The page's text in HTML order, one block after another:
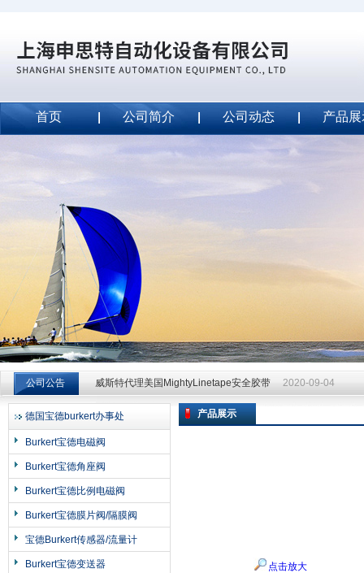
上海申思特自动化设备有限公司
首页 公司简介 公司动态 产品
公司公告
威斯特代理美国MightyLinetape安全胶带
威斯特代理美国MightyLinetape安全胶带 2020-09-04
威斯特代理美国MightyLinetape安全胶带 2020-09-04
德国宝德burkert办事处
Burkert宝德电磁阀
Burkert宝德角座阀
Burkert宝德比例电磁阀
Burkert宝德膜片阀/隔膜阀
宝德Burkert传感器/流量计
Burkert宝德变送器
产品展示
点击放大